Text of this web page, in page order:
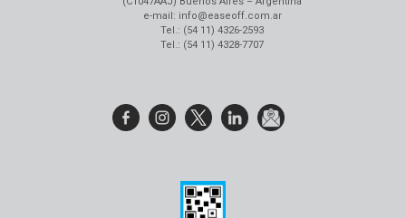
e-mail: info@easeoff.com.ar
Tel.: (54 11) 4326-2593
Tel.: (54 11) 4328-7707